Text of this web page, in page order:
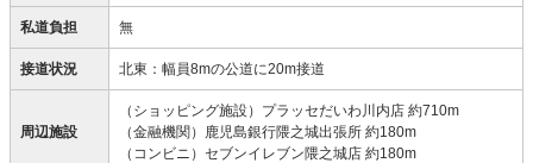
私道負担 無
接道状況 北東：幅員8mの公道に20m接道
周辺施設
（ショッピング施設）プラッセだいわ川内店 約710m
（金融機関）鹿児島銀行隈之城出張所 約180m
（コンビニ）セブンイレブン隈之城店 約180m